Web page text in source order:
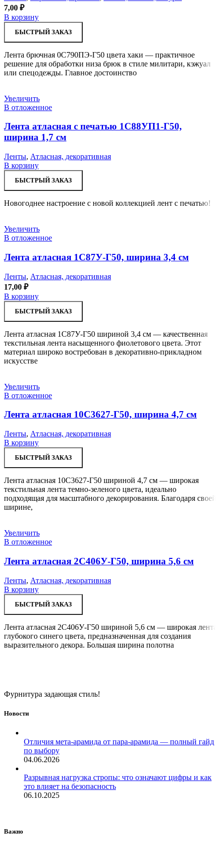
7,00 ₽
В корзину
БЫСТРЫЙ ЗАКАЗ
Лента брючная 0С790ПЭ-Г50 цвета хаки — практичное
решение для обработки низа брюк в стиле милитари, кэжуал
или спецодежды. Главное достоинство
Увеличить
В отложенное
Лента атласная с печатью 1С88УП1-Г50,
ширина 1,7 см
Ленты, Атласная, декоративная
В корзину
БЫСТРЫЙ ЗАКАЗ
Новогоднее настроение с новой коллекцией лент с печатью!
Увеличить
В отложенное
Лента атласная 1С87У-Г50, ширина 3,4 см
Ленты, Атласная, декоративная
17,00 ₽
В корзину
БЫСТРЫЙ ЗАКАЗ
Лента атласная 1С87У-Г50 шириной 3,4 см — качественная
текстильная лента насыщенного фиолетового цвета. Этот
материал широко востребован в декоративно-прикладном
искусстве
Увеличить
В отложенное
Лента атласная 10С3627-Г50, ширина 4,7 см
Ленты, Атласная, декоративная
В корзину
БЫСТРЫЙ ЗАКАЗ
Лента атласная 10С3627-Г50 шириной 4,7 см — широкая
текстильная лента темно-зеленого цвета, идеально
подходящая для масштабного декорирования. Благодаря своей
ширине,
Увеличить
В отложенное
Лента атласная 2С406У-Г50, ширина 5,6 см
Ленты, Атласная, декоративная
В корзину
БЫСТРЫЙ ЗАКАЗ
Лента атласная 2С406У-Г50 шириной 5,6 см — широкая лента
глубокого синего цвета, предназначенная для создания
выразительного декора. Большая ширина полотна
Фурнитура задающая стиль!
Новости
Отличия мета-арамида от пара-арамида — полный гайд
по выбору
04.06.2026
Разрывная нагрузка стропы: что означают цифры и как
это влияет на безопасность
06.10.2025
Важно